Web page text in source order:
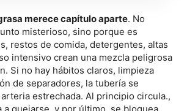
merece capítulo aparte. No
misterioso, sino porque es
restos de comida, detergentes, altas
intensivo crean una mezcla peligrosa
Si no hay hábitos claros, limpieza
de separadores, la tubería se
estrechada. Al principio circula.,